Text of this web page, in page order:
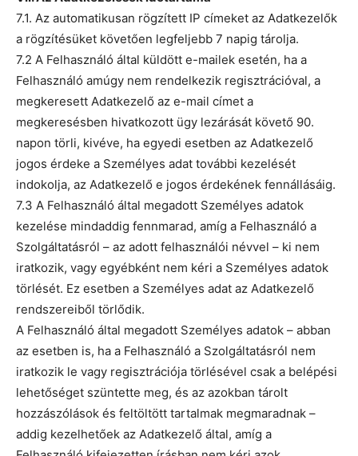
7.1. Az automatikusan rögzített IP címeket az Adatkezelők
a rögzítésüket követően legfeljebb 7 napig tárolja.
7.2 A Felhasználó által küldött e-mailek esetén, ha a
Felhasználó amúgy nem rendelkezik regisztrációval, a
megkeresett Adatkezelő az e-mail címet a
megkeresésben hivatkozott ügy lezárását követő 90.
napon törli, kivéve, ha egyedi esetben az Adatkezelő
jogos érdeke a Személyes adat további kezelését
indokolja, az Adatkezelő e jogos érdekének fennállásáig.
7.3 A Felhasználó által megadott Személyes adatok
kezelése mindaddig fennmarad, amíg a Felhasználó a
Szolgáltatásról – az adott felhasználói névvel – ki nem
iratkozik, vagy egyébként nem kéri a Személyes adatok
törlését. Ez esetben a Személyes adat az Adatkezelő
rendszereiből törlődik.
A Felhasználó által megadott Személyes adatok – abban
az esetben is, ha a Felhasználó a Szolgáltatásról nem
iratkozik le vagy regisztrációja törlésével csak a belépési
lehetőséget szüntette meg, és az azokban tárolt
hozzászólások és feltöltött tartalmak megmaradnak –
addig kezelhetőek az Adatkezelő által, amíg a